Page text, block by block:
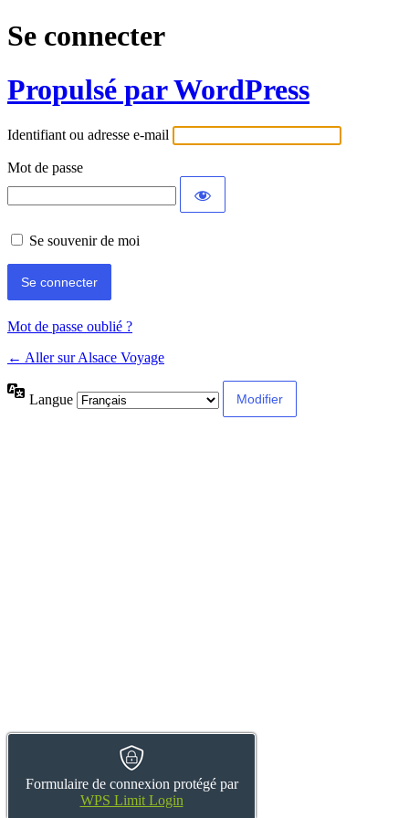
Se connecter
Propulsé par WordPress
Identifiant ou adresse e-mail
Mot de passe
Formulaire de connexion protégé par
WPS Limit Login
Se souvenir de moi
Mot de passe oublié ?
← Aller sur Alsace Voyage
Langue